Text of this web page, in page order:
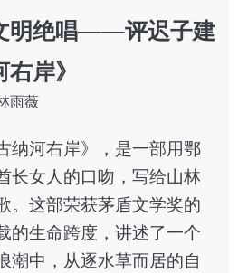
明绝唱——评迟子建
岸》
雨薇
纳河右岸》，是一部用鄂
长女人的口吻，写给山林
。这部荣获茅盾文学奖的
的生命跨度，讲述了一个
潮中，从逐水草而居的自